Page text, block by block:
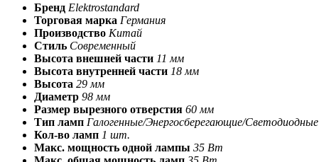
Бренд Elektrostandard
Торговая марка Германия
Производство Китай
Стиль Современный
Высота внешней части 11 мм
Высота внутренней части 18 мм
Высота 29 мм
Диаметр 98 мм
Размер вырезного отверстия 60 мм
Тип ламп Галогенные/Энергосберегающие/Светодиодные
Кол-во ламп 1 шт.
Макс. мощность одной лампы 35 Вт